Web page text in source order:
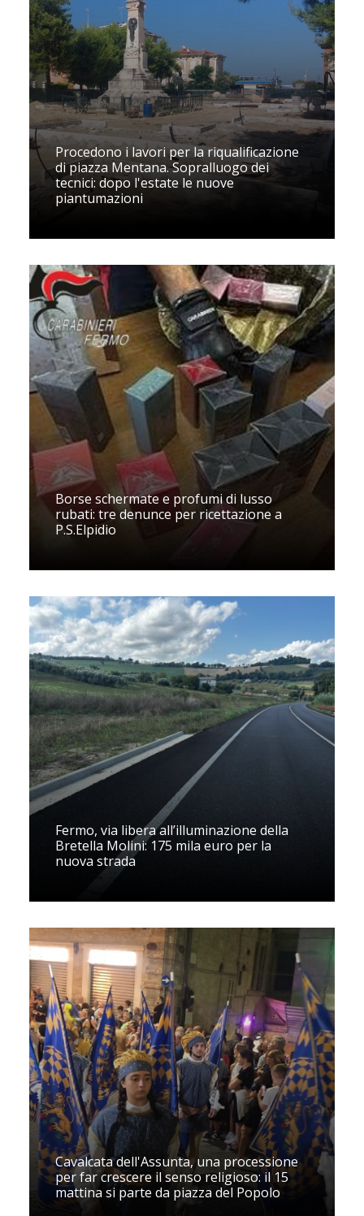
Procedono i lavori per la riqualificazione
di piazza Mentana. Sopralluogo dei
tecnici: dopo l'estate le nuove
piantumazioni
Borse schermate e profumi di lusso
rubati: tre denunce per ricettazione a
P.S.Elpidio
Fermo, via libera all’illuminazione della
Bretella Molini: 175 mila euro per la
nuova strada
Cavalcata dell'Assunta, una processione
per far crescere il senso religioso: il 15
mattina si parte da piazza del Popolo